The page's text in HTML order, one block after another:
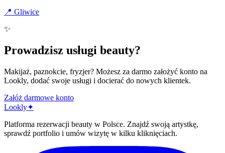
📍 Gliwice
✨
Prowadzisz usługi beauty?
Makijaż, paznokcie, fryzjer? Możesz za darmo założyć konto na
Lookly, dodać swoje usługi i docierać do nowych klientek.
Załóż darmowe konto
Lookly✦
Platforma rezerwacji beauty w Polsce. Znajdź swoją artystkę,
sprawdź portfolio i umów wizytę w kilku kliknięciach.